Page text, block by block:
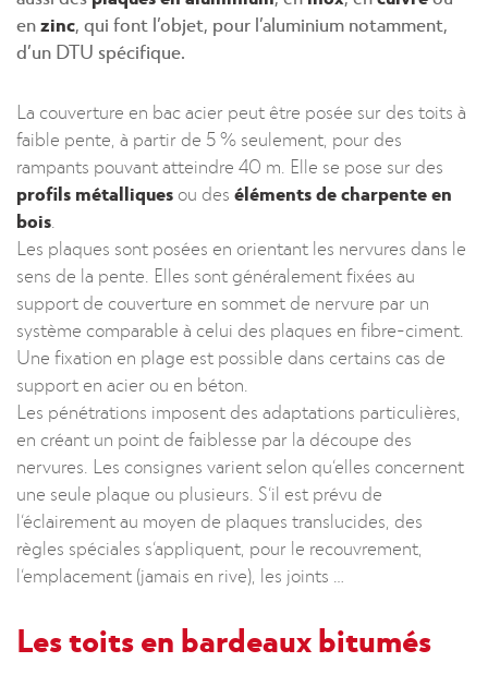
enzinc , qui font l’objet, pour l’aluminium notamment,
d’un DTU spécifique.
La couverture en bac acier peut être posée sur des toits à
faible pente, à partir de 5 % seulement, pour des
rampants pouvant atteindre 40 m. Elle se pose sur des
profils métalliques ou des éléments de charpente en
bois
Les plaques sont posées en orientant les nervures dans le
sens de la pente. Elles sont généralement fixées au
support de couverture en sommet de nervure par un
système comparable à celui des plaques en fibre-ciment.
Une fixation en plage est possible dans certains cas de
support en acier ou en béton.
Les pénétrations imposent des adaptations particulières,
en créant un point de faiblesse par la découpe des
nervures. Les consignes varient selon qu’elles concernent
une seule plaque ou plusieurs. S’il est prévu de
l’éclairement au moyen de plaques translucides, des
règles spéciales s’appliquent, pour le recouvrement,
l’emplacement (jamais en rive), les joints …
Les toits en bardeaux bitumés